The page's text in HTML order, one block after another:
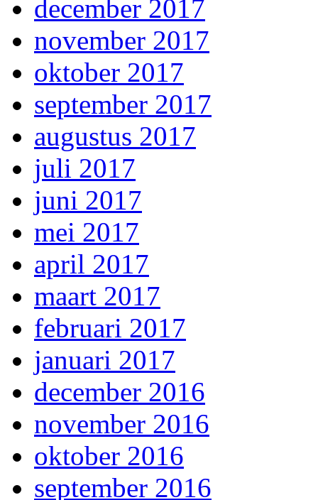
december 2017
november 2017
oktober 2017
september 2017
augustus 2017
juli 2017
juni 2017
mei 2017
april 2017
maart 2017
februari 2017
januari 2017
december 2016
november 2016
oktober 2016
september 2016